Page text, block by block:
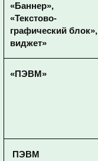
«Баннер»,
«Текстово-
графический блок»,
виджет»
«ПЭВМ»
ПЭВМ